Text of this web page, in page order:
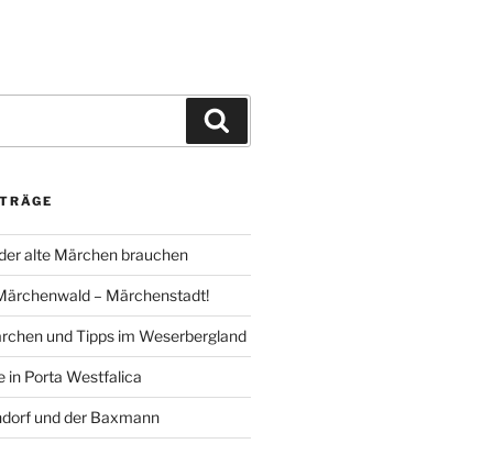
alte Märchen brauchen
– Märchenstadt!
und Tipps im Weserbergland
in Porta Westfalica
und der Baxmann